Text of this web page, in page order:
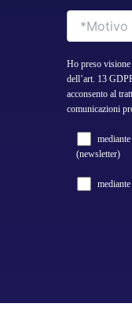
Ho preso
dell’art. 13
acconsento al
comunicazioni
(newsletter)